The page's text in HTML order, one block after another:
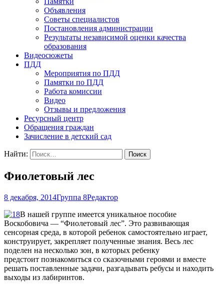
Объявления
Советы специалистов
Постановления администрации
Результаты независимой оценки качества
образования
Видеосюжеты
ПДД
Мероприятия по ПДД
Памятки по ПДД
Работа комиссии
Видео
Отзывы и предложения
Ресурсный центр
Обращения граждан
Зачисление в детский сад
Найти:
Фиолетовый лес
8 декабря, 2014Группа 8Редактор
В нашей группе имеется уникальное пособие
Воскобовича — “Фиолетовый лес”. Это развивающая
сенсорная среда, в которой ребенок самостоятельно играет,
конструирует, закрепляет полученные знания. Весь лес
поделен на несколько зон, в которых ребенку
предстоит познакомиться со сказочными героями и вместе
решать поставленные задачи, разгадывать ребусы и находить
выходы из лабиринтов.